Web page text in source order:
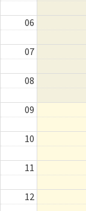
06
07
08
09
10
11
12